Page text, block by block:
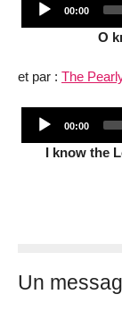
Current
00:00
O
et par : The
Current
00:00
I know the
Un